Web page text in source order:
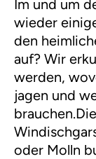
Im und um
wieder
den
auf? Wir
werden,
jagen und
oder Molln